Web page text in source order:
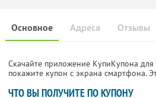
Основное Отзывы
Адреса
Скачайте приложение КупиКупона для
покажите купон с экрана смартфона.
ЧТО ВЫ ПОЛУЧИТЕ ПО КУПОНУ